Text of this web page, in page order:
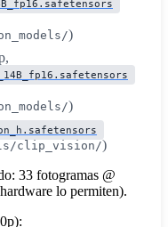
)
)
clip_vision/)
33 fotogramas @
lo permiten).